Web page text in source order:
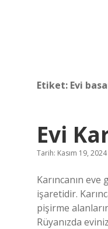
Etiket: Evi
Evi
Tarih: Kasım 19, 2024
Karıncanın eve
işaretidir.
pişirme
Rüyanızda